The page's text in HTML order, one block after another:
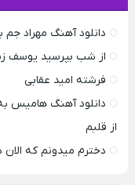
دانلود آهنگ مهراد
از شب بپرسید یوسف
فرشته امید عقابی
دانلود آهنگ هامیس
از قلبم
دخترم میدونم که